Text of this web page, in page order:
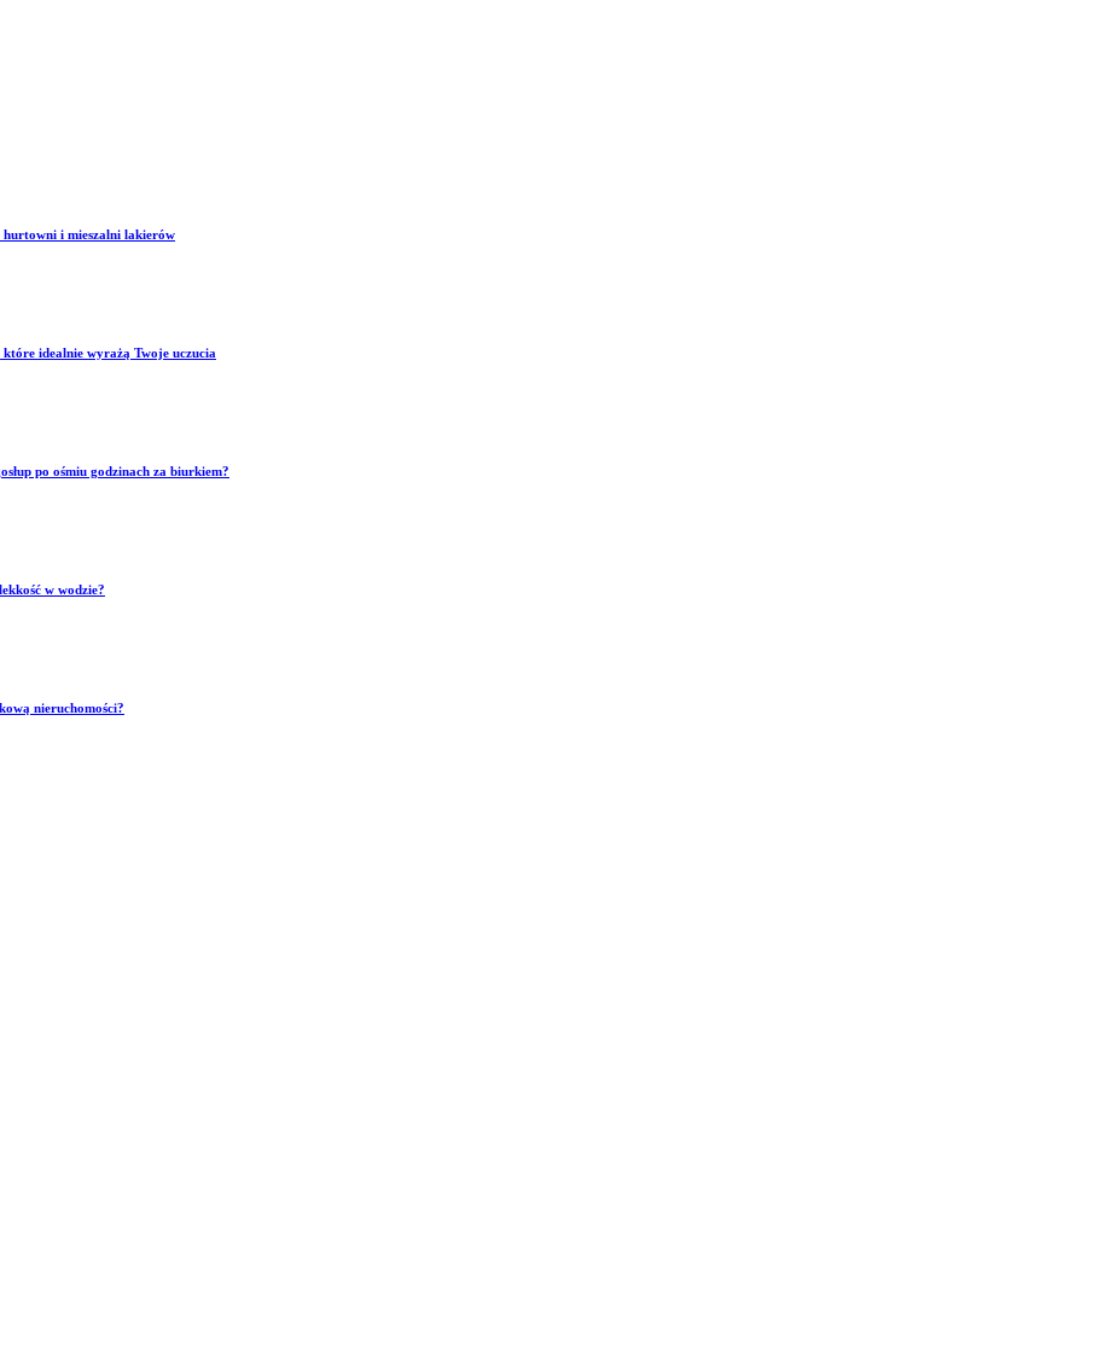
i mieszalni lakierów
idealnie wyrażą Twoje uczucia
po ośmiu godzinach za biurkiem?
w wodzie?
nieruchomości?